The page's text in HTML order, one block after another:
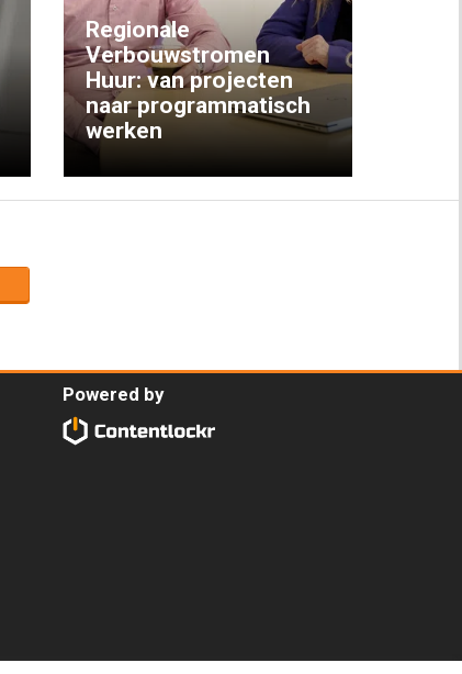
Regionale
Verbouwstromen
Huur: van projecten
naar programmatisch
werken
Powered by